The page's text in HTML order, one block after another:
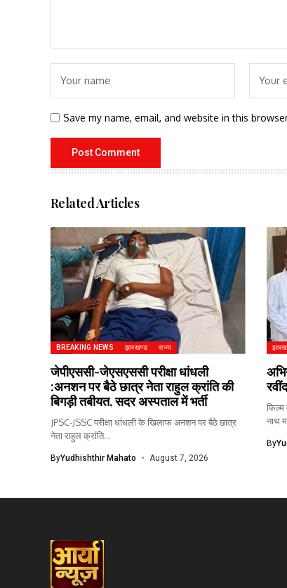
Save my name, email, and website in this
Related Articles
BREAKING NEWS झारखण्ड राज्य
जेपीएससी-जेएसएससी परीक्षा धांधली
:अनशन पर बैठे छात्र नेता राहुल क्रांति की
बिगड़ी तबीयत, सदर अस्पताल में भर्ती
JPSC-JSSC परीक्षा धांधली के खिलाफ अनशन पर बैठे छात्र
नेता राहुल क्रांति...
ByYudhishthir Mahato August 7, 2026
फिल्म
नाथ
By